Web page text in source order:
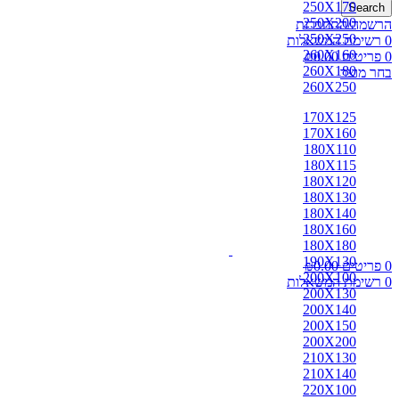
Search
הרשמה/התחברות
0 רשימת המשאלות
0 פריטים ₪0.00
בחר מוצר
0 פריטים ₪0.00
0 רשימת המשאלות
250X170
250X200
250X250
260X160
260X180
260X250
170X125
170X160
180X110
180X115
180X120
180X130
180X140
180X160
180X180
190X130
200X100
200X130
200X140
200X150
200X200
210X130
210X140
220X100